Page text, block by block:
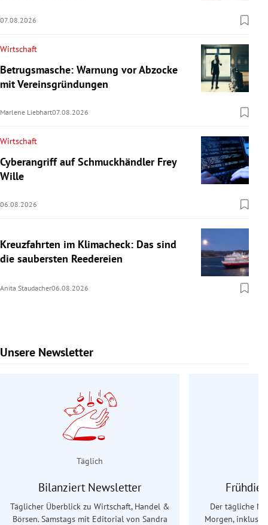
07.08.2026
Wirtschaft
Betrugsmasche: Warnung vor Abzocke
mit Vereinsgründungen
Marlene Liebhart07.08.2026
Wirtschaft
Cyberangriff auf Schmuckhändler Frey
Wille
06.08.2026
Kreuzfahrten im Klimacheck: Das sind
die saubersten Reedereien
Anita Staudacher06.08.2026
Unsere Newsletter
Slide 1 von 9
Täglich
Bilanziert Newsletter
Täglicher Überblick zu Wirtschaft, Handel &
Börsen. Samstags mit Editorial von Sandra
Der tägliche
Morgen,